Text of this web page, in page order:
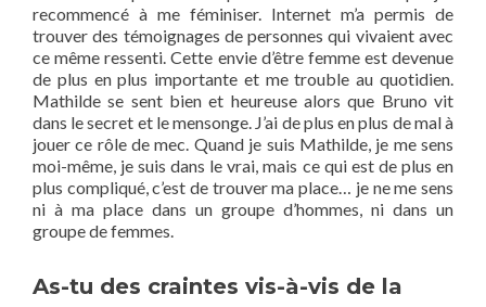
recommencé à me féminiser. Internet m’a permis de
trouver des témoignages de personnes qui vivaient avec
ce même ressenti. Cette envie d’être femme est devenue
de plus en plus importante et me trouble au quotidien.
Mathilde se sent bien et heureuse alors que Bruno vit
dans le secret et le mensonge. J’ai de plus en plus de mal à
jouer ce rôle de mec. Quand je suis Mathilde, je me sens
moi-même, je suis dans le vrai, mais ce qui est de plus en
plus compliqué, c’est de trouver ma place… je ne me sens
ni à ma place dans un groupe d’hommes, ni dans un
groupe de femmes.
As-tu des craintes vis-à-vis de la